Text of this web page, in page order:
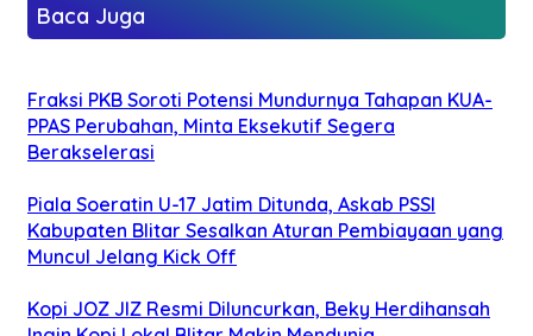
Baca Juga
Fraksi PKB Soroti Potensi Mundurnya Tahapan KUA-
PPAS Perubahan, Minta Eksekutif Segera
Berakselerasi
Piala Soeratin U-17 Jatim Ditunda, Askab PSSI
Kabupaten Blitar Sesalkan Aturan Pembiayaan yang
Muncul Jelang Kick Off
Kopi JOZ JIZ Resmi Diluncurkan, Beky Herdihansah